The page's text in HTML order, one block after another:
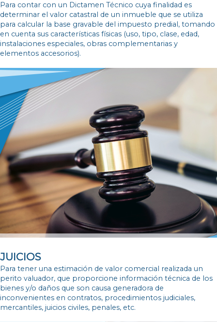
Para contar con un Dictamen Técnico cuya finalidad es
determinar el valor catastral de un inmueble que se utiliza
para calcular la base gravable del impuesto predial, tomando
en cuenta sus características físicas (uso, tipo, clase, edad,
instalaciones especiales, obras complementarias y
elementos accesorios).
JUICIOS
Para tener una estimación de valor comercial realizada un
perito valuador, que proporcione información técnica de los
bienes y/o daños que son causa generadora de
inconvenientes en contratos, procedimientos judiciales,
mercantiles, juicios civiles, penales, etc.